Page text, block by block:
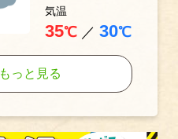
気温
35℃／ 30℃
もっと見る